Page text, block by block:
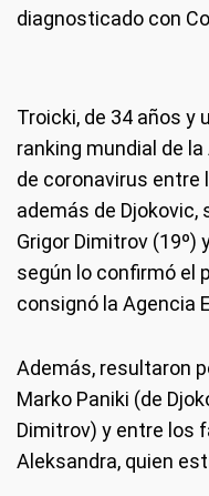
diagnosticado con
Troicki, de 34 años y
ranking mundial de
de coronavirus entre
además de Djokovic,
Grigor Dimitrov (19º)
según lo confirmó el
consignó la Agencia
Además, resultaron
Marko Paniki (de
Dimitrov) y entre los
Aleksandra, quien